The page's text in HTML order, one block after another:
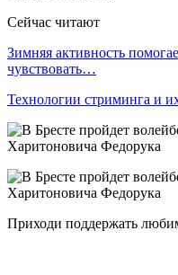
Сейчас читают
Зимняя активность
чувствовать…
Технологии стриминга и
Приходи поддержать